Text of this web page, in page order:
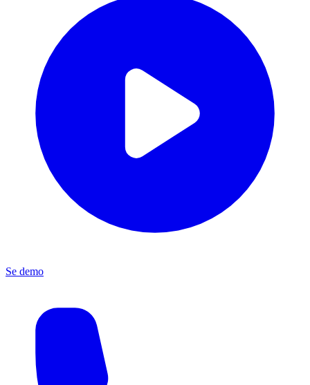
Se demo